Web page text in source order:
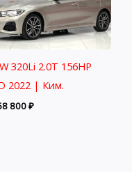
320Li 2.0T 156HP
2022 | Ким.
800₽